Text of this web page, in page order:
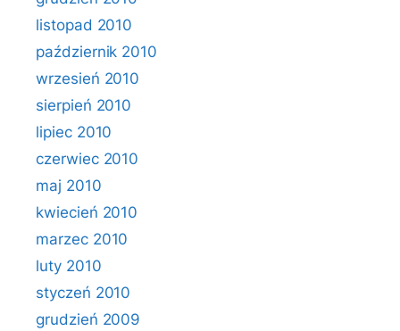
listopad 2010
październik 2010
wrzesień 2010
sierpień 2010
lipiec 2010
czerwiec 2010
maj 2010
kwiecień 2010
marzec 2010
luty 2010
styczeń 2010
grudzień 2009